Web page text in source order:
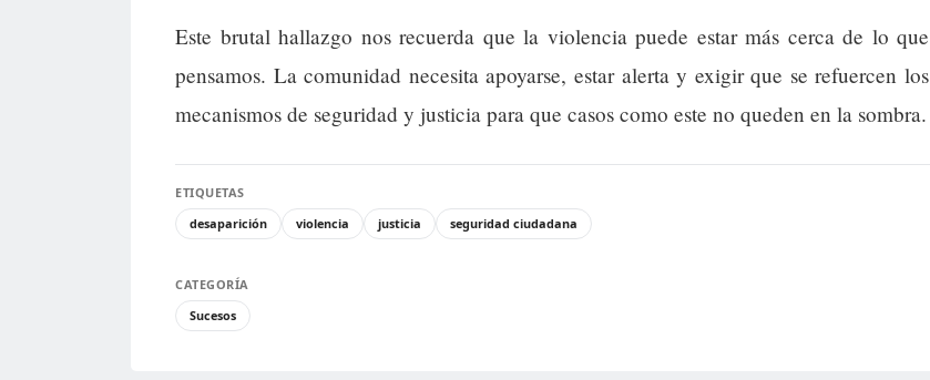
Este brutal hallazgo nos recuerda que la violencia puede estar más cerca de lo que
pensamos. La comunidad necesita apoyarse, estar alerta y exigir que se refuercen los
mecanismos de seguridad y justicia para que casos como este no queden en la sombra.
ETIQUETAS
desaparición
violencia justicia seguridad ciudadana
CATEGORÍA
Sucesos